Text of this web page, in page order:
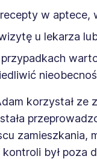
w aptece,
u lekarza
korzystał ze
zamieszkania,
był poza